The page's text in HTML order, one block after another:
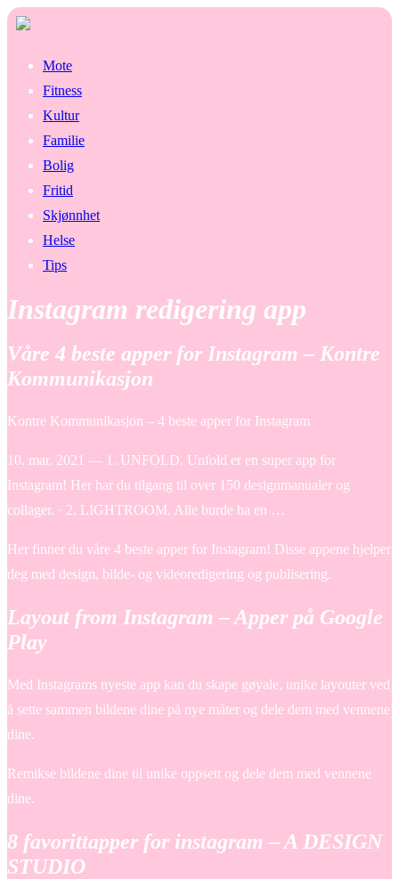
Mote
Fitness
Kultur
Familie
Bolig
Fritid
Skjønnhet
Helse
Tips
Instagram redigering app
Våre 4 beste apper for Instagram – Kontre
Kommunikasjon
Kontre Kommunikasjon – 4 beste apper for Instagram
10. mar. 2021 — 1. UNFOLD. Unfold er en super app for
Instagram! Her har du tilgang til over 150 designmanualer og
collager. · 2. LIGHTROOM. Alle burde ha en …
Her finner du våre 4 beste apper for Instagram! Disse appene hjelper
deg med design, bilde- og videoredigering og publisering.
Layout from Instagram – Apper på Google
Play
Med Instagrams nyeste app kan du skape gøyale, unike layouter ved
å sette sammen bildene dine på nye måter og dele dem med vennene
dine.
Remikse bildene dine til unike oppsett og dele dem med vennene
dine.
8 favorittapper for instagram – A DESIGN
STUDIO